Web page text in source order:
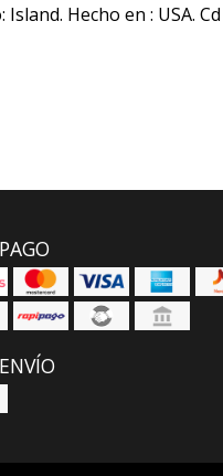
Island. Hecho en : USA.